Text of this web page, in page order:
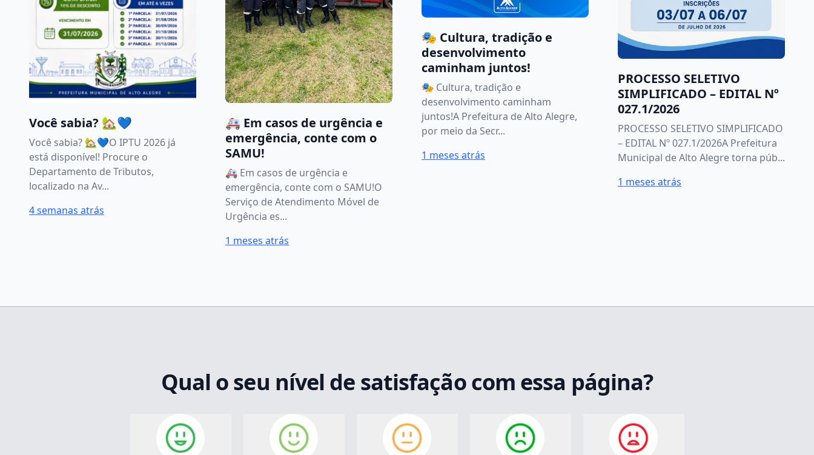
Você sabia? 🏡💙
Você sabia? 🏡💙O IPTU 2026 já
está disponível! Procure o
Departamento de Tributos,
localizado na Av...
4 semanas atrás
🚑 Em casos de urgência e
emergência, conte com o
SAMU!
🚑 Em casos de urgência e
emergência, conte com o SAMU!O
Serviço de Atendimento Móvel de
Urgência es...
1 meses atrás
🎭 Cultura, tradição e
desenvolvimento
caminham juntos!
🎭 Cultura, tradição e
desenvolvimento caminham
juntos!A Prefeitura de Alto Alegre,
por meio da Secr...
1 meses atrás
PROCESSO SELETIVO
SIMPLIFICADO – EDITAL Nº
027.1/2026
PROCESSO SELETIVO SIMPLIFICADO
– EDITAL Nº 027.1/2026A Prefeitura
Municipal de Alto Alegre torna púb...
1 meses atrás
Qual o seu nível de satisfação com essa página?